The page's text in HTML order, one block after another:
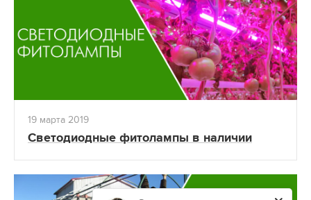
19 марта 2019
Светодиодные фитолампы в наличии